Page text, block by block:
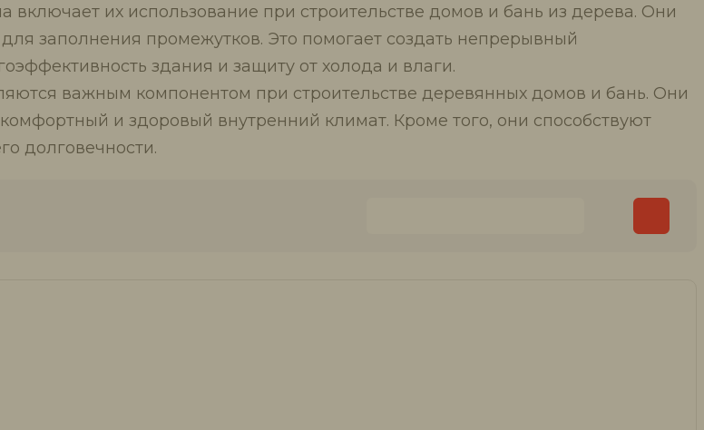
их использование при строительстве домов и бань из дерева. Они
заполнения промежутков. Это помогает создать непрерывный
здания и защиту от холода и влаги.
важным компонентом при строительстве деревянных домов и бань. Они
и здоровый внутренний климат. Кроме того, они способствуют
долговечности.